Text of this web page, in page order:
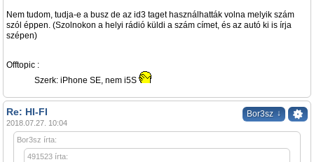
Nem tudom, tudja-e a busz de az id3 taget használhatták volna melyik szám
szól éppen. (Szolnokon a helyi rádió küldi a szám címet, és az autó ki is írja
szépen)
Offtopic :
Szerk: iPhone SE, nem i5S
Bor3sz ↓
Re: HI-FI
2018.07.27. 10:04
Bor3sz írta:
491523 írta: